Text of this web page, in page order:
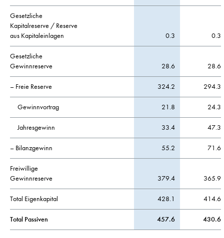
Gesetzliche
Kapitalreserve / Reserve
aus Kapitaleinlagen
0.3 0.3
Gesetzliche
Gewinnreserve
28.6 28.6
– Freie Reserve 324.2 294.3
Gewinnvortrag 21.8 24.3
Jahresgewinn 33.4 47.3
– Bilanzgewinn 55.2 71.6
Freiwillige
Gewinnreserve
379.4 365.9
Total Eigenkapital 428.1 414.6
Total Passiven 457.6 430.6